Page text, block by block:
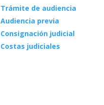
Trámite de audiencia
Audiencia previa
Consignación judicial
Costas judiciales